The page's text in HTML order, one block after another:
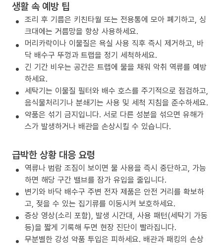
생활 속 예방 팁
조리 후 기름은 키친타월 또는 전용통에 모아 폐기하고, 싱
크대에는 거름망을 항상 사용하세요.
머리카락이나 이물질은 욕실 사용 직후 즉시 제거하고, 바
닥 배수구 뚜껑과 트랩을 정기 세척하세요.
긴 기간 비우는 공간은 트랩에 물을 채워 악취 역류를 예방
하세요.
세탁기는 이물질 필터와 배수 호스를 주기적으로 점검하고,
음식물처리기나 분쇄기는 사용 및 세척 지침을 준수하세요.
약품은 섞기 금지입니다. 서로 다른 성분을 섞으면 유해가
스가 발생하거나 배관을 손상시킬 수 있습니다.
급박한 상황 대응 요령
역류나 범람 조짐이 보이면 물 사용을 즉시 중단하고, 가능
하면 해당 구간 밸브를 잠가 유입을 줄입니다.
변기와 바닥 배수구 주변 전자 제품은 안전 거리를 확보하
고, 젖을 수 있는 집기류를 이동시켜 보호하세요.
증상 영상(소리 포함), 발생 시간대, 사용 패턴(세탁기 가동
등)을 짧게 기록해 두면 현장 진단이 빨라집니다.
무분별한 강성 약품 투입은 피하세요. 배관과 패킹의 손상